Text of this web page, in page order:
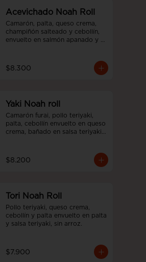
Acevichado Noah Roll
Camarón, palta, queso crema,
champiñón salteado y cebollín,
envuelto en salmón apanado y
$8.300
Yaki Noah roll
Camarón furai, pollo teriyaki,
palta, cebollín envuelto en queso
crema, bañado en salsa teriyaki,
$8.200
Tori Noah Roll
Pollo teriyaki, queso crema,
cebollín y palta envuelto en palta
y salsa teriyaki, sin arroz.
$7.900